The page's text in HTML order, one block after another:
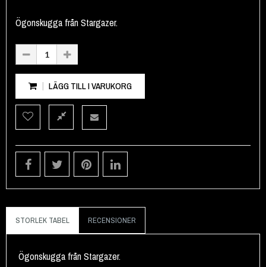
Ögonskugga från Stargazer.
LÄGG TILL I VARUKORG
STORLEK TABEL RECENSIONER
Ögonskugga från Stargazer.